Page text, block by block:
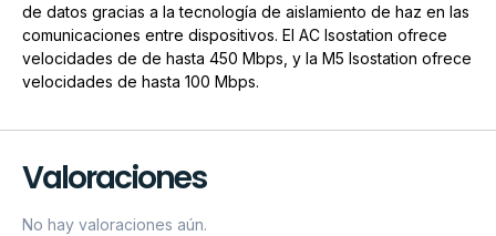
de datos gracias a la tecnología de aislamiento de haz en las
comunicaciones entre dispositivos. El AC Isostation ofrece
velocidades de de hasta 450 Mbps, y la M5 Isostation ofrece
velocidades de hasta 100 Mbps.
Valoraciones
No hay valoraciones aún.